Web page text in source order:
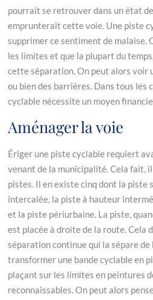
pourrait se retrouver dans un état
emprunterait cette voie. Une piste
supprimer ce sentiment de malaise.
les limites et que la plupart du
cette séparation. On peut alors voir
ou bien des barrières. Dans tous les
cyclable nécessite un moyen
Aménager la voie
Ériger une piste cyclable requiert
venant de la municipalité. Cela fait,
pistes. Il en existe cinq dont la piste
intercalée, la piste à hauteur
et la piste périurbaine. La piste,
est placée à droite de la route. Cela
séparation continue qui la sépare
transformer une bande cyclable en
plaçant sur les limites en peintures
reconnaissables. On peut alors